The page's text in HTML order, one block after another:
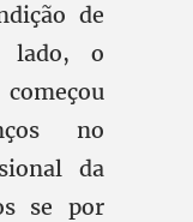
de
lado, o
no
da
se por